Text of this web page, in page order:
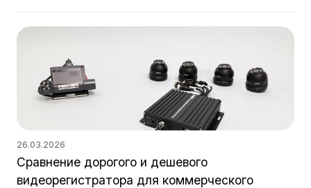
26.03.2026
Сравнение дорогого и дешевого
видеорегистратора для коммерческого